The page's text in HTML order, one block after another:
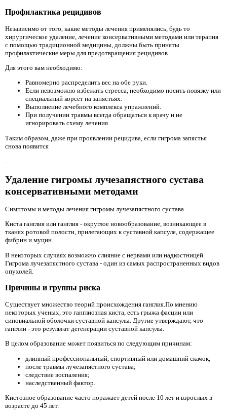
Профилактика рецидивов
Независимо от того, какие методы лечения применялись, будь то
хирургическое удаление, лечение консервативными методами или терапия
с помощью традиционной медицины, должны быть приняты
профилактические меры для предотвращения рецидивов.
Для этого вам необходимо:
Равномерно распределить вес на обе руки.
Если невозможно избежать стресса, необходимо носить повязку или
специальный корсет на запястьях.
Выполнение лечебного комплекса упражнений.
При получении травмы всегда обращаться к врачу и не
игнорировать схему лечения.
Таким образом, даже при проявлении рецидива, если гигрома запястья
снова появится
Удаление гигромы лучезапястного сустава
консервативными методами
Симптомы и методы лечения гигромы лучезапястного сустава
Киста ганглия или ганглия - округлое новообразование, возникающее в
тканях ротовой полости, прилегающих к суставной капсуле, содержащее
фибрин и муцин.
В некоторых случаях возможно слияние с нервами или надкостницей.
Гигрома лучезапястного сустава - один из самых распространенных видов
опухолей.
Причины и группы риска
Существует множество теорий происхождения ганглия.По мнению
некоторых ученых, это ганглиозная киста, есть грыжа фасции или
синовиальной оболочки суставной капсулы. Другие утверждают, что
ганглии - это результат дегенерации суставной капсулы.
В целом образование может появиться по следующим причинам:
длинный профессиональный, спортивный или домашний скачок;
после травмы лучезапястного сустава;
следствие воспаления;
наследственный фактор.
Кистозное образование часто поражает детей после 10 лет и взрослых в
возрасте до 45 лет.